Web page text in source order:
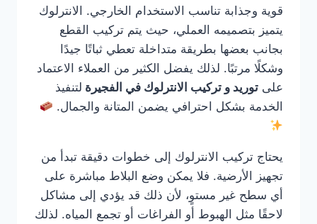
قوية وجذابة تناسب الاستخدام الخارجي. الانترلوك
يتميز بتصميمه العملي، حيث يتم تركيب القطع
بجانب بعضها بطريقة متداخلة تعطي ثباتًا جيدًا
وشكلًا مرتبًا. لذلك يفضل الكثير من العملاء الاعتماد
على توريد و تركيب الانترلوك في الفجيرة لتنفيذ
الخدمة بشكل احترافي يضمن المتانة والجمال.
يحتاج تركيب الانترلوك إلى خطوات دقيقة تبدأ من
تجهيز الأرضية. فلا يمكن وضع البلاط مباشرة على
أي سطح غير مستوٍ، لأن ذلك قد يؤدي إلى مشاكل
لاحقًا مثل الهبوط أو الفراغات أو تجمع المياه. لذلك